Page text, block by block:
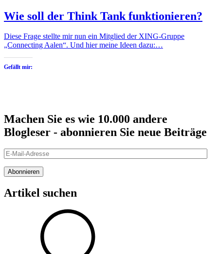
Wie soll der Think Tank funktionieren?
Diese Frage stellte mir nun ein Mitglied der XING-Gruppe
„Connecting Aalen“. Und hier meine Ideen dazu:…
Gefällt mir:
Machen Sie es wie 10.000 andere
Blogleser - abonnieren Sie neue Beiträge
E-
Mail-
Adresse
Abonnieren
Artikel suchen